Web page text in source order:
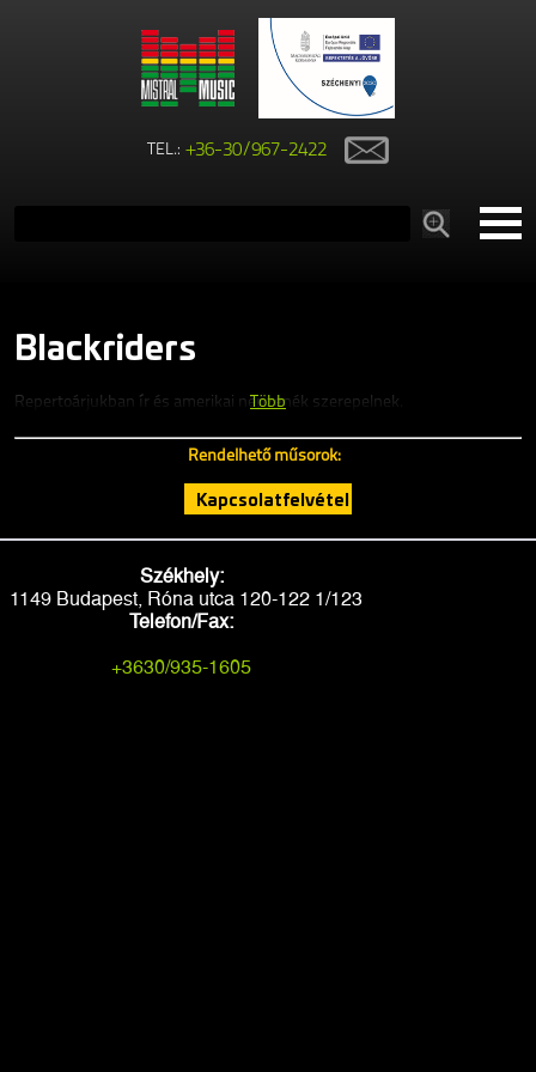
TEL.:+36-30/967-2422
Blackriders
Repertoárjukban ír és amerikai népzenék szerepelnek.
Több
Rendelhető műsorok:
Kapcsolatfelvétel
Székhely:
1149 Budapest, Róna utca 120-122 1/123
Telefon/Fax:
+3630/935-1605